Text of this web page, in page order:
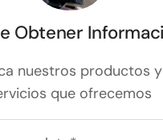
Obtener
nuestros productos y